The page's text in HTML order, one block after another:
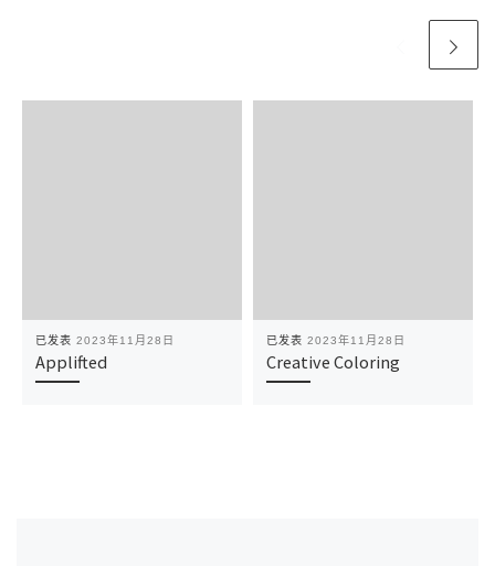
已发表 2023年11月28日
Applifted
已发表 2023年11月28日
Creative Coloring